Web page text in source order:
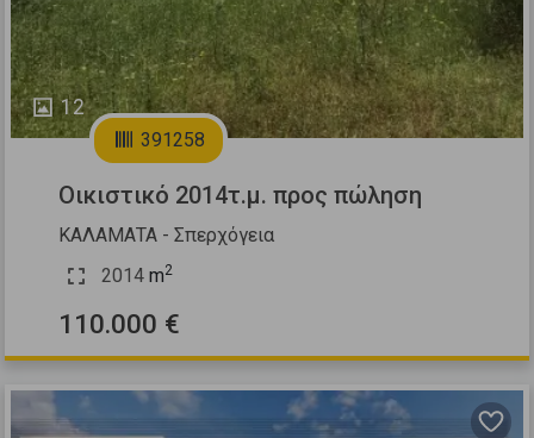
12
391258
Οικιστικό 2014τ.μ. προς πώληση
ΚΑΛΑΜΑΤΑ - Σπερχόγεια
2014 m2
110.000 €